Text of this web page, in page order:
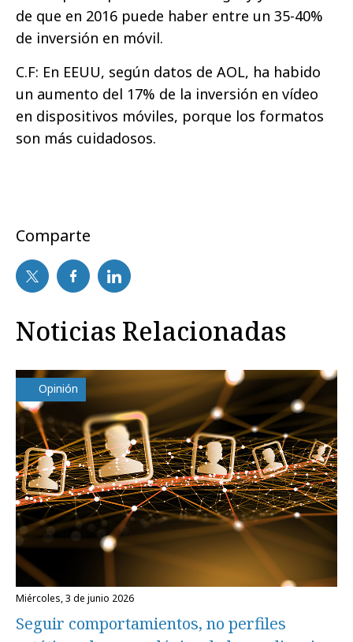
de que en 2016 puede haber entre un 35-40%
de inversión en móvil.
C.F: En EEUU, según datos de AOL, ha habido
un aumento del 17% de la inversión en vídeo
en dispositivos móviles, porque los formatos
son más cuidadosos.
Comparte
Noticias Relacionadas
Opinión
miércoles, 3 de junio 2026
Seguir comportamientos, no perfiles